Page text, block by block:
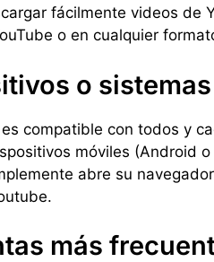
fácilmente videos de
o en cualquier
o
es compatible con todos y
móviles (Android
abre su
más